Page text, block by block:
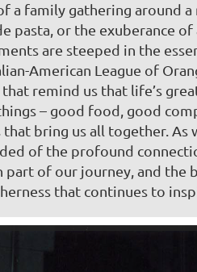
a family gathering around
pasta, or the exuberance of
are steeped in the
American League of
remind us that life’s
– good food, good
bring us all together. As
of the profound
part of our journey, and
that continues to